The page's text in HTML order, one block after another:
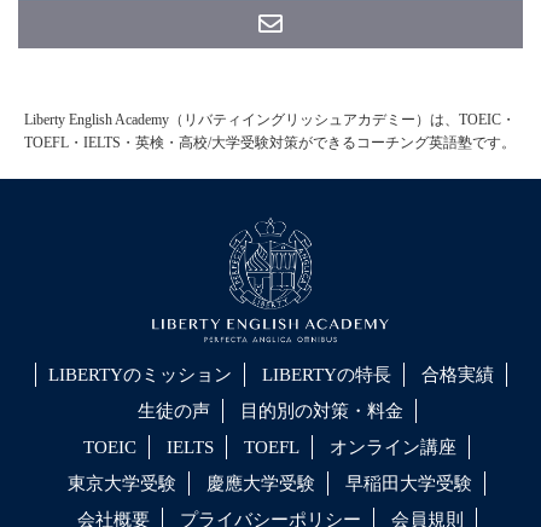
Liberty English Academy（リバティイングリッシュアカデミー）は、TOEIC・
TOEFL・IELTS・英検・高校/大学受験対策ができるコーチング英語塾です。
LIBERTYのミッション LIBERTYの特長
合格実績
生徒の声
目的別の対策・料金
TOEIC
IELTS TOEFL
オンライン講座
東京大学受験
慶應大学受験
早稲田大学受験
会社概要
プライバシーポリシー 会員規則